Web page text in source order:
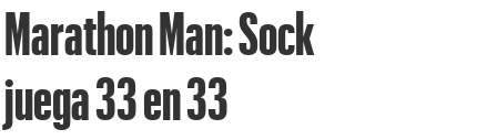
Marathon Man: Sock
juega 33 en 33